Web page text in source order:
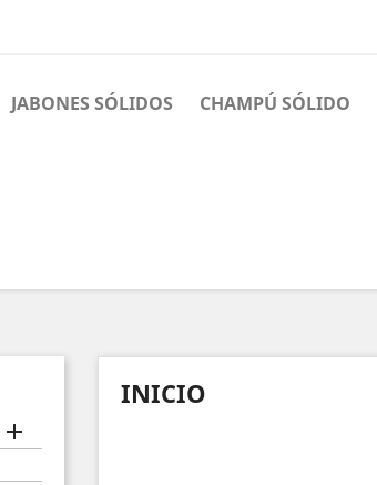
JABONES SÓLIDOS CHAMPÚ SÓLIDO

INICIO